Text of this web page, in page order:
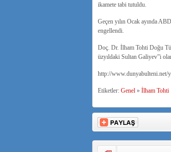
ikamete tabi tutuldu.
Geçen yılın Ocak ayında
engellendi.
Doç. Dr. İlham Tohti Doğu
üzyıldaki Sultan Galiyev”i
http://
Etiketler: Genel» İlham Tohti